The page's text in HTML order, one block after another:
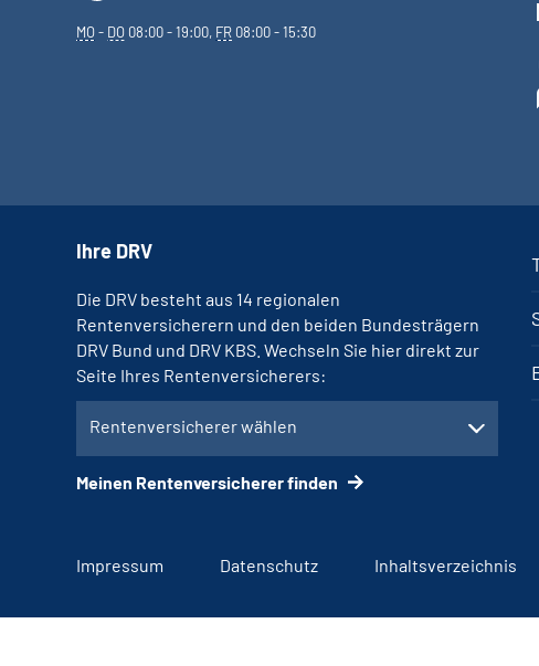
MO- DO 08:00 - 19:00, FR 08:00 - 15:30
Ihre DRV
Die DRV besteht aus 14 regionalen
Rentenversicherern und den beiden Bundesträgern
DRV Bund und DRV KBS. Wechseln Sie hier direkt zur
Seite Ihres Rentenversicherers:
Rentenversicherer wählen
Meinen Rentenversicherer finden
Impressum Datenschutz Inhaltsverzeichnis